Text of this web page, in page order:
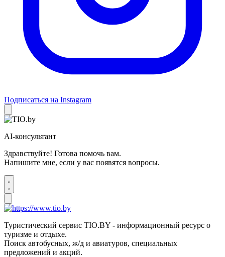
Подписаться на Instagram
AI-консультант
Здравствуйте! Готова помочь вам.
Напишите мне, если у вас появятся вопросы.
Туристический сервис TIO.BY - информационный ресурс о
туризме и отдыхе.
Поиск автобусных, ж/д и авиатуров, специальных
предложений и акций.